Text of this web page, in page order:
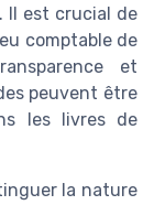
Il est crucial de
comptable de
et
peuvent être
les livres de
la nature